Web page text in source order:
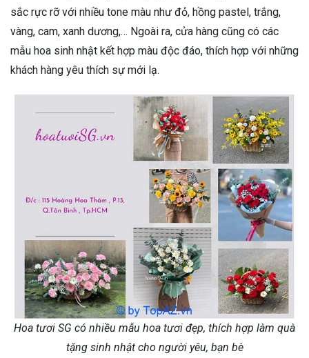
sắc rực rỡ với nhiều tone màu như đỏ, hồng pastel, trắng,
vàng, cam, xanh dương,… Ngoài ra, cửa hàng cũng có các
mẫu hoa sinh nhật kết hợp màu độc đáo, thích hợp với những
khách hàng yêu thích sự mới lạ.
Hoa tươi SG có nhiều mẫu hoa tươi đẹp, thích hợp làm quà
tặng sinh nhật cho người yêu, bạn bè